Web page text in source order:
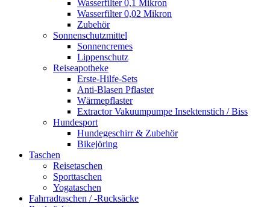
Wasserfilter 0,1 Mikron
Wasserfilter 0,02 Mikron
Zubehör
Sonnenschutzmittel
Sonnencremes
Lippenschutz
Reiseapotheke
Erste-Hilfe-Sets
Anti-Blasen Pflaster
Wärmepflaster
Extractor Vakuumpumpe Insektenstich / Biss
Hundesport
Hundegeschirr & Zubehör
Bikejöring
Taschen
Reisetaschen
Sporttaschen
Yogataschen
Fahrradtaschen / -Rucksäcke